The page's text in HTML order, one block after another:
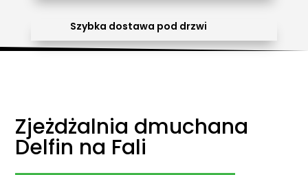
Szybka dostawa pod drzwi
Zjeżdżalnia dmuchana
Delfin na Fali